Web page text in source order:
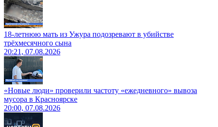
18-летнюю мать из Ужура подозревают в убийстве
трёхмесячного сына
20:21, 07.08.2026
«Новые люди» проверили частоту «ежедневного» вывоза
мусора в Красноярске
20:00, 07.08.2026